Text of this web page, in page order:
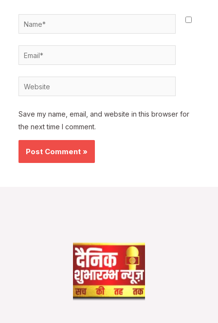
Name*
Email*
Website
Save my name, email, and website in this browser for
the next time I comment.